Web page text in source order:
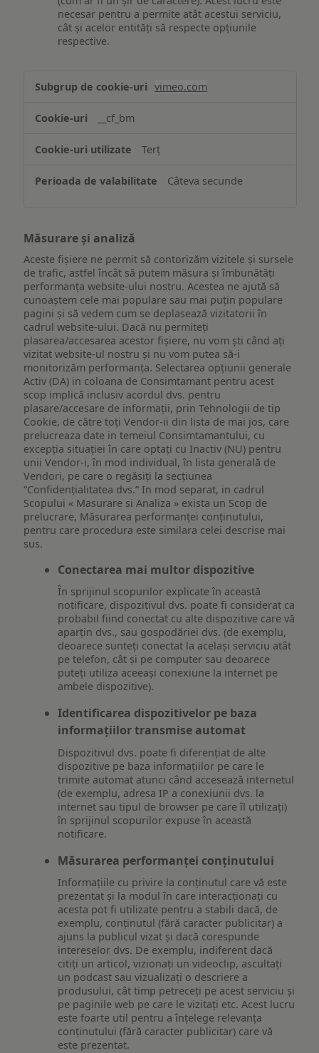
necesar pentru a permite atât acestui serviciu,
cât și acelor entități să respecte opțiunile
respective.
funcționalităților
ului
vimeo.com
__cf_bm
Terț
Câteva secunde
Măsurare și analiză
Aceste fișiere ne permit să contorizăm vizitele și sursele
de trafic, astfel încât să putem măsura și îmbunătăți
performanța website-ului nostru. Acestea ne ajută să
cunoaștem cele mai populare sau mai puțin populare
pagini și să vedem cum se deplasează vizitatorii în
cadrul website-ului. Dacă nu permiteți
plasarea/accesarea acestor fișiere, nu vom ști când ați
vizitat website-ul nostru și nu vom putea să-i
monitorizăm performanța. Selectarea opțiunii generale
Activ (DA) in coloana de Consimtamant pentru acest
scop implică inclusiv acordul dvs. pentru
plasare/accesare de informații, prin Tehnologii de tip
Cookie, de către toți Vendor-ii din lista de mai jos, care
prelucreaza date in temeiul Consimtamantului, cu
excepția situației în care optați cu Inactiv (NU) pentru
unii Vendor-i, în mod individual, în lista generală de
Vendori, pe care o regăsiți la secțiunea
“Confidențialitatea dvs.” In mod separat, in cadrul
Scopului « Masurare si Analiza » exista un Scop de
prelucrare, Măsurarea performanței conținutului,
pentru care procedura este similara celei descrise mai
sus.
Conectarea mai multor dispozitive
În sprijinul scopurilor explicate în această
notificare, dispozitivul dvs. poate fi considerat ca
probabil fiind conectat cu alte dispozitive care vă
aparțin dvs., sau gospodăriei dvs. (de exemplu,
deoarece sunteți conectat la același serviciu atât
pe telefon, cât și pe computer sau deoarece
puteți utiliza aceeași conexiune la internet pe
ambele dispozitive).
Identificarea dispozitivelor pe baza
informațiilor transmise automat
Dispozitivul dvs. poate fi diferențiat de alte
dispozitive pe baza informațiilor pe care le
trimite automat atunci când accesează internetul
(de exemplu, adresa IP a conexiunii dvs. la
internet sau tipul de browser pe care îl utilizați)
în sprijinul scopurilor expuse în această
notificare.
Măsurarea performanței conținutului
Informațiile cu privire la conținutul care vă este
prezentat și la modul în care interacționați cu
acesta pot fi utilizate pentru a stabili dacă, de
exemplu, conținutul (fără caracter publicitar) a
ajuns la publicul vizat și dacă corespunde
intereselor dvs. De exemplu, indiferent dacă
citiți un articol, vizionați un videoclip, ascultați
un podcast sau vizualizați o descriere a
produsului, cât timp petreceți pe acest serviciu și
pe paginile web pe care le vizitați etc. Acest lucru
este foarte util pentru a înțelege relevanța
conținutului (fără caracter publicitar) care vă
este prezentat.